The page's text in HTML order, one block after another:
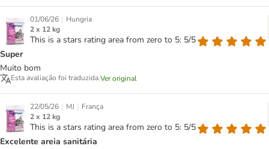
01/06/26 | Hungria
2 x 12 kg
This is a stars rating area from zero to 5: 5/5
Super
Muito bom
Esta avaliação foi traduzida.Ver original
22/05/26 | MJ | França
2 x 12 kg
This is a stars rating area from zero to 5: 5/5
Excelente areia sanitária